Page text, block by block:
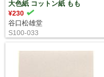
大色紙 コットン紙 もも
¥230
谷口松雄堂
S100-033